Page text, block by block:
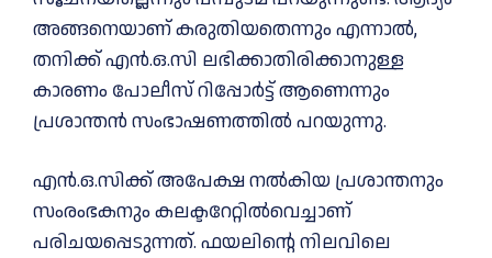
അങ്ങനെയാണ് കരുതിയതെന്നും എന്നാൽ,
തനിക്ക് എന്‍.ഒ.സി ലഭിക്കാതിരിക്കാനുള്ള
കാരണം പോലീസ് റിപ്പോര്‍ട്ട് ആണെന്നും
പ്രശാന്തന്‍ സംഭാഷണത്തിൽ പറയുന്നു.
എൻ.ഒ.സിക്ക് അപേക്ഷ നൽകിയ പ്രശാന്തനും
സംരംഭകനും കലക്ടറേറ്റിൽവെച്ചാണ്
പരിചയപ്പെടുന്നത്. ഫയലിന്റെ നിലവിലെ